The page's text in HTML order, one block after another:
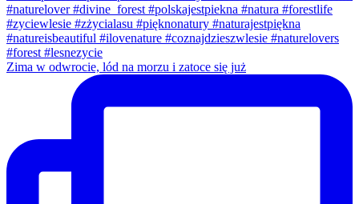
Zima w odwrocie, lód na morzu i zatoce się już